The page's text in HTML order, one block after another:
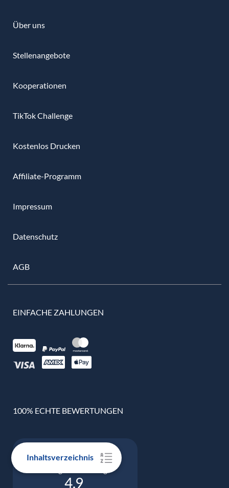
Inhaltsverzeichnis
Über uns
Stellenangebote
Kooperationen
TikTok Challenge
Kostenlos Drucken
Affiliate-Programm
Impressum
Datenschutz
AGB
EINFACHE ZAHLUNGEN
100% ECHTE BEWERTUNGEN
4.9